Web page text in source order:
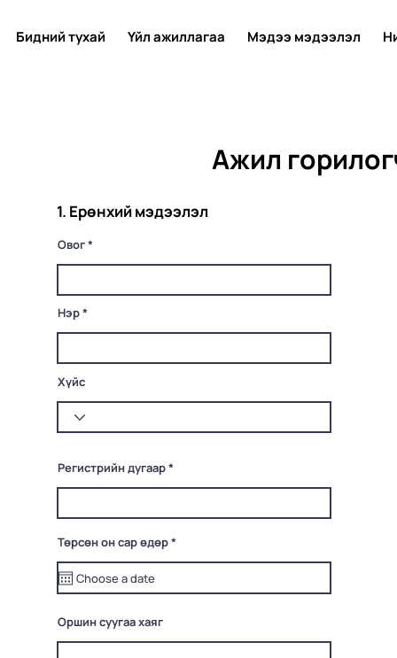
Бидний тухай Үйл ажиллагаа Мэдээ мэдээлэл
Ажил
1. Ерөнхий мэдээлэл
Овог
Нэр
Хүйс
Регистрийн дугаар
Төрсөн он сар өдөр*
q
r
Оршин суугаа хаяг